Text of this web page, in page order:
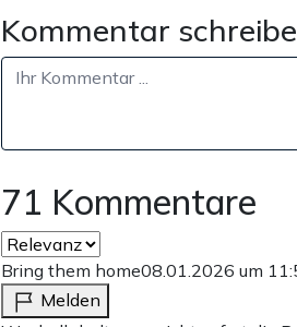
Kommentar
71 Kommentare
Bring them home08.01.2026 um
Melden